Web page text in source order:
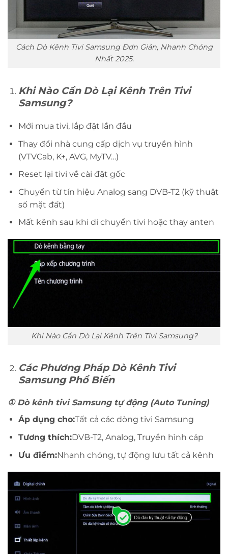
Cách Dò Kênh Tivi Samsung Đơn Giản, Nhanh Chóng
Nhất 2025.
Khi Nào Cần Dò Lại Kênh Trên Tivi
Samsung?
Mới mua tivi, lắp đặt lần đầu
Thay đổi nhà cung cấp dịch vụ truyền hình
(VTVCab, K+, AVG, MyTV…)
Reset lại tivi về cài đặt gốc
Chuyển từ tín hiệu Analog sang DVB-T2 (kỹ thuật
số mặt đất)
Mất kênh sau khi di chuyển tivi hoặc thay anten
Khi Nào Cần Dò Lại Kênh Trên Tivi Samsung?
Các Phương Pháp Dò Kênh Tivi
Samsung Phổ Biến
①Dò kênh tivi Samsung tự động (Auto Tuning)
Áp dụng cho:Tất cả các dòng tivi Samsung
Tương thích:DVB-T2, Analog, Truyền hình cáp
Ưu điểm:Nhanh chóng, tự động lưu tất cả kênh